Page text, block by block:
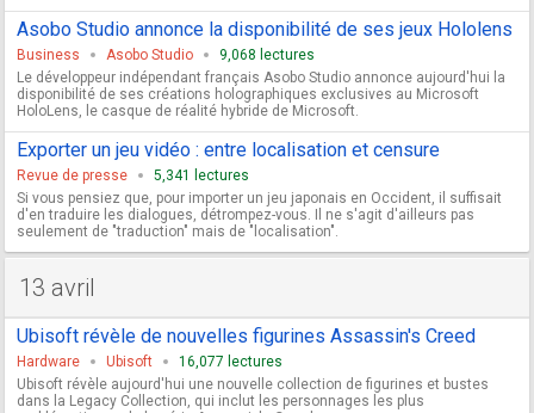
Asobo Studio annonce la disponibilité de ses jeux Hololens
Business Asobo Studio
9,068 lectures
Le développeur indépendant français Asobo Studio annonce aujourd'hui la
disponibilité de ses créations holographiques exclusives au Microsoft
HoloLens, le casque de réalité hybride de Microsoft.
Exporter un jeu vidéo : entre localisation et censure
Revue de presse
5,341 lectures
Si vous pensiez que, pour importer un jeu japonais en Occident, il suffisait
d'en traduire les dialogues, détrompez-vous. Il ne s'agit d'ailleurs pas
seulement de "traduction" mais de "localisation".
13 avril
Ubisoft révèle de nouvelles figurines Assassin's Creed
Hardware Ubisoft
16,077 lectures
Ubisoft révèle aujourd'hui une nouvelle collection de figurines et bustes
dans la Legacy Collection, qui inclut les personnages les plus